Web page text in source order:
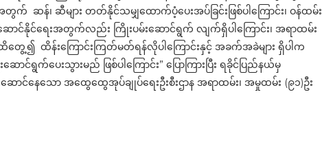
တွက် ဆန်၊ ဆီများ တတ်နိုင်သမျှထောက်ပံ့ပေးအပ်ခြင်းဖြစ်ပါကြောင်း၊ ဝန်ထမ်း
ောင်နိုင်ရေးအတွက်လည်း ကြိုးပမ်းဆောင်ရွက် လျက်ရှိပါကြောင်း၊ အရာထမ်း
တ်ထိတွေ့၍ ထိန်းကြောင်းကြတ်မတ်ရန်လိုပါကြောင်းနှင့် အခက်အခဲများ ရှိပါက
ရွက်ပေးသွားမည် ဖြစ်ပါကြောင်း” ပြောကြားပြီး ရခိုင်ပြည်နယ်မှ
နေသော အထွေထွေအုပ်ချုပ်ရေးဦးစီးဌာန အရာထမ်း၊ အမှုထမ်း (၉၁)ဦး